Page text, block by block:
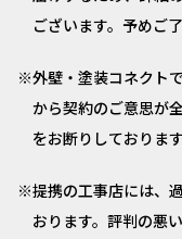
ございます。予めご
外壁・塗装コネクト
から契約のご意思が
をお断りしております
提携の工事店には、
おります。評判の悪